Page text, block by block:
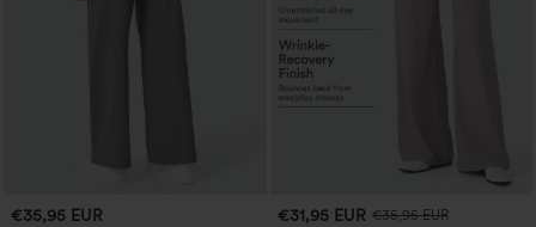
€35,95 EUR €31,95 EUR €35,95 EUR